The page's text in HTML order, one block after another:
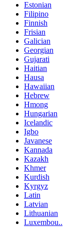
Estonian
Filipino
Finnish
Frisian
Galician
Georgian
Gujarati
Haitian
Hausa
Hawaiian
Hebrew
Hmong
Hungarian
Icelandic
Igbo
Javanese
Kannada
Kazakh
Khmer
Kurdish
Kyrgyz
Latin
Latvian
Lithuanian
Luxembou..